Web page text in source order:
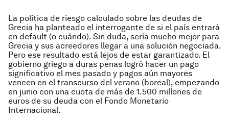
La política de riesgo calculado sobre las deudas de
Grecia ha planteado el interrogante de si el país entrará
en default (o cuándo). Sin duda, sería mucho mejor para
Grecia y sus acreedores llegar a una solución negociada.
Pero ese resultado está lejos de estar garantizado. El
gobierno griego a duras penas logró hacer un pago
significativo el mes pasado y pagos aún mayores
vencen en el transcurso del verano (boreal), empezando
en junio con una cuota de más de 1.500 millones de
euros de su deuda con el Fondo Monetario
Internacional.